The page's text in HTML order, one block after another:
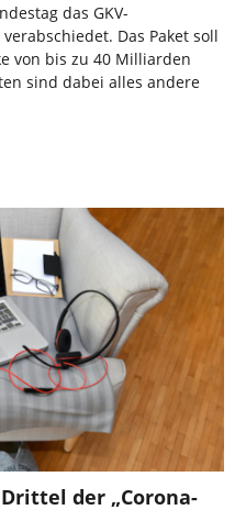
das GKV-
Das Paket soll
von bis zu 40 Milliarden
sind dabei alles andere
der „Corona-